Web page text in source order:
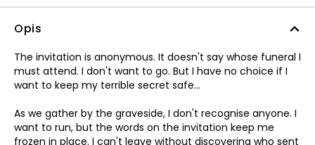
Opis
The invitation is anonymous. It doesn't say whose funeral I
must attend. I don't want to go. But I have no choice if I
want to keep my terrible secret safe...
As we gather by the graveside, I don't recognise anyone. I
want to run, but the words on the invitation keep me
frozen in place. I can't leave without discovering who sent